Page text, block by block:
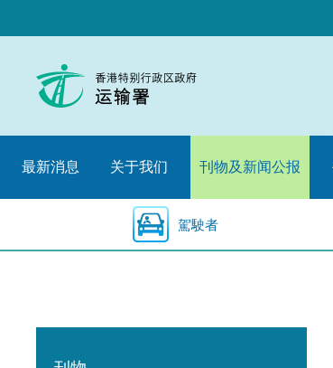
至
始
最新消息 关于我们 刊物及新闻公报
駕駛者